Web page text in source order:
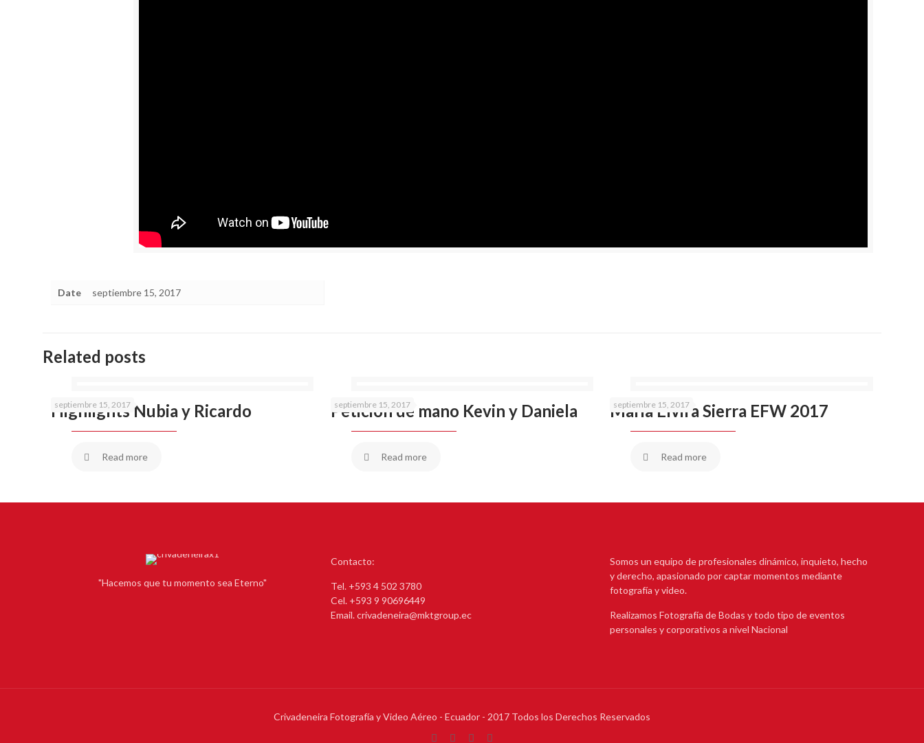
Date septiembre 15, 2017
Related posts
septiembre 15, 2017
Highlights Nubia y Ricardo
Read more
septiembre 15, 2017
Petición de mano Kevin y Daniela
Read more
septiembre 15, 2017
Maria Elvira Sierra EFW 2017
Read more
"Hacemos que tu momento sea Eterno"
Contacto:
Tel. +593 4 502 3780
Cel. +593 9 90696449
Email. crivadeneira@mktgroup.ec
Somos un equipo de profesionales dinámico, inquieto, hecho
y derecho, apasionado por captar momentos mediante
fotografía y video.
Realizamos Fotografía de Bodas y todo tipo de eventos
personales y corporativos a nivel Nacional
Crivadeneira Fotografía y Video Aéreo - Ecuador - 2017 Todos los Derechos Reservados